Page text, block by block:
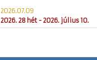
2026.07.09
2026. 28 hét - 2026. július 10.